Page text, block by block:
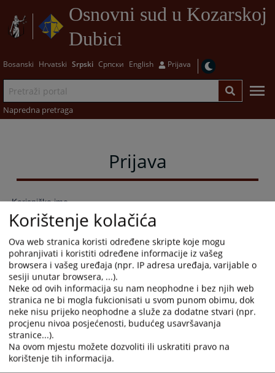
Osnovni sud u Kozarskoj
Dubici
Bosanski Hrvatski Srpski Српски English Prijava
Napredna pretraga
Prijava
Korisničko ime
Lozinka
Zapamti me
Zaboravili ste lozinku?
Korištenje kolačića
Ova web stranica koristi određene skripte koje mogu
pohranjivati i koristiti određene informacije iz vašeg
browsera i vašeg uređaja (npr. IP adresa uređaja, varijable o
sesiji unutar browsera, ...).
Neke od ovih informacija su nam neophodne i bez njih web
stranica ne bi mogla fukcionisati u svom punom obimu, dok
neke nisu prijeko neophodne a služe za dodatne stvari (npr.
procjenu nivoa posjećenosti, budućeg usavršavanja
stranice...).
Na ovom mjestu možete dozvoliti ili uskratiti pravo na
korištenje tih informacija.